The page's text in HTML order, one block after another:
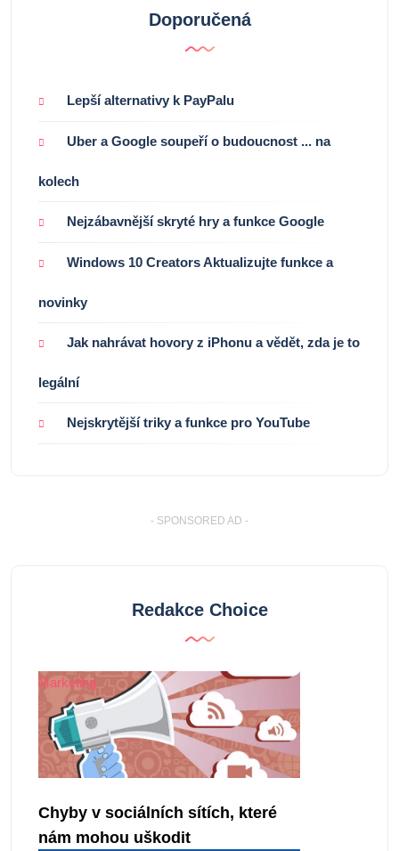
Doporučená
Lepší alternativy k PayPalu
Uber a Google soupeří o budoucnost ... na
kolech
Nejzábavnější skryté hry a funkce Google
Windows 10 Creators Aktualizujte funkce a
novinky
Jak nahrávat hovory z iPhonu a vědět, zda je to
legální
Nejskrytější triky a funkce pro YouTube
- SPONSORED AD -
Redakce Choice
Marketing
Chyby v sociálních sítích, které
nám mohou uškodit